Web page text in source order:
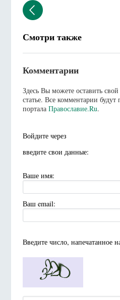
Смотри также
Комментарии
Здесь Вы можете оставить
статье. Все комментарии
портала Православие.Ru.
Войдите через
введите свои данные:
Ваше имя:
Ваш email:
Введите число, напечатанное